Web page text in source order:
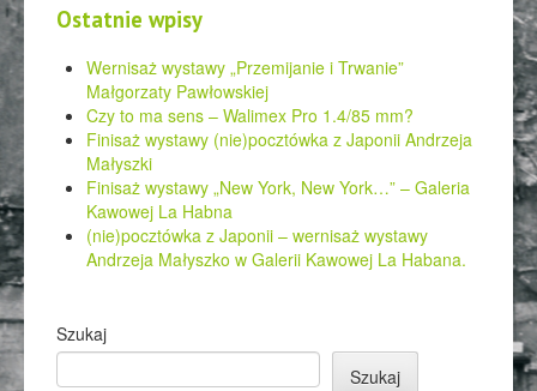
Ostatnie wpisy
Wernisaż wystawy „Przemijanie i Trwanie”
Małgorzaty Pawłowskiej
Czy to ma sens – Walimex Pro 1.4/85 mm?
Finisaż wystawy (nie)pocztówka z Japonii Andrzeja
Małyszki
Finisaż wystawy „New York, New York…” – Galeria
Kawowej La Habna
(nie)pocztówka z Japonii – wernisaż wystawy
Andrzeja Małyszko w Galerii Kawowej La Habana.
Szukaj
Szukaj